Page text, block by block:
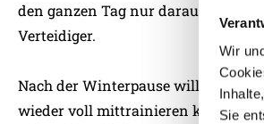
Wir
Sie
den ganzen Tag nur darauf
Verteidiger.
Nach der Winterpause will Julian
wieder voll mittrainieren können.